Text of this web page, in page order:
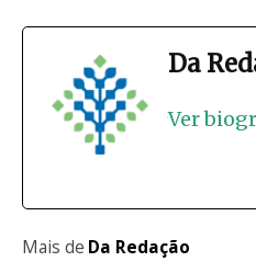
Da
Ver
Mais de Da Redação